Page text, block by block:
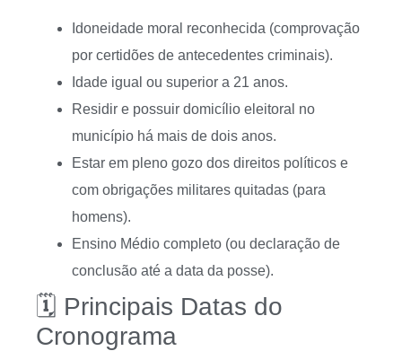
Idoneidade moral reconhecida (comprovação
por certidões de antecedentes criminais).
Idade igual ou superior a 21 anos.
Residir e possuir domicílio eleitoral no
município há mais de dois anos.
Estar em pleno gozo dos direitos políticos e
com obrigações militares quitadas (para
homens).
Ensino Médio completo (ou declaração de
conclusão até a data da posse).
🗓️ Principais Datas do
Cronograma